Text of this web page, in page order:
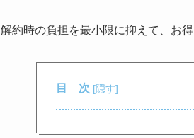
解約時の負担を最小限に抑えて、お
目 次 [隠す]